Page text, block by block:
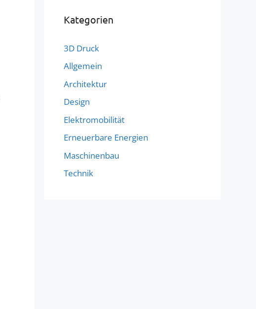
Kategorien
3D Druck
Allgemein
Architektur
Design
Elektromobilität
Erneuerbare Energien
Maschinenbau
Technik